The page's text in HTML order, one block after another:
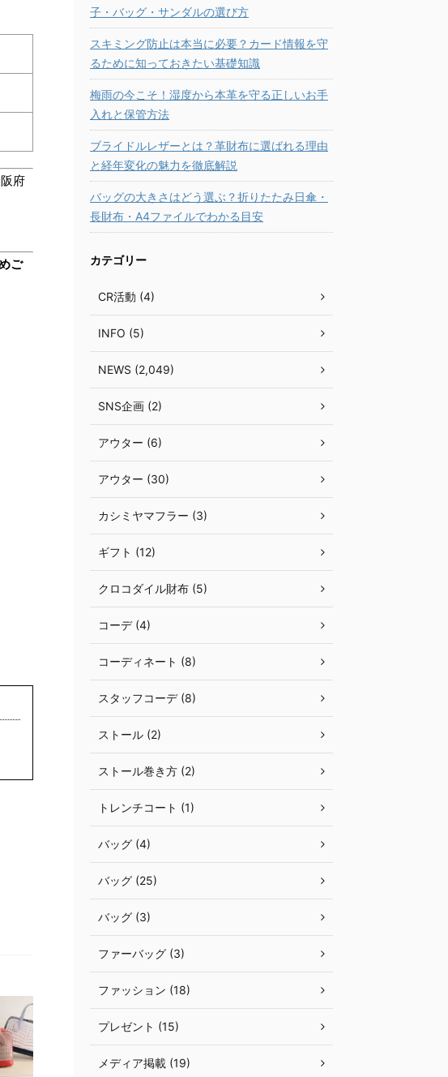
府
ご
子・バッグ・サンダルの選び方
スキミング防止は本当に必要？カード情報を守
るために知っておきたい基礎知識
梅雨の今こそ！湿度から本革を守る正しいお手
入れと保管方法
ブライドルレザーとは？革財布に選ばれる理由
と経年変化の魅力を徹底解説
バッグの大きさはどう選ぶ？折りたたみ日傘・
長財布・A4ファイルでわかる目安
カテゴリー
CR活動 (4)
INFO (5)
NEWS (2,049)
SNS企画 (2)
アウター (6)
アウター (30)
カシミヤマフラー (3)
ギフト (12)
クロコダイル財布 (5)
コーデ (4)
コーディネート (8)
スタッフコーデ (8)
ストール (2)
ストール巻き方 (2)
トレンチコート (1)
バッグ (4)
バッグ (25)
バッグ (3)
ファーバッグ (3)
ファッション (18)
プレゼント (15)
メディア掲載 (19)